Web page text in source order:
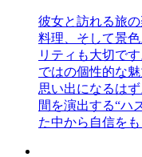
彼女と訪れる旅
料理、そして景
リティも大切で
ではの個性的な
思い出になるは
間を演出する“ハ
た中から自信を